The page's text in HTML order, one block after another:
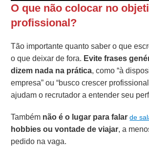
O que não colocar no
profissional?
Tão importante quanto saber o que
o que deixar de fora. Evite frases
dizem nada na prática, como “à
empresa” ou “busco crescer
ajudam o recrutador a entender seu
Também não é o lugar para falarde
hobbies ou vontade de viajar, a
pedido na vaga.